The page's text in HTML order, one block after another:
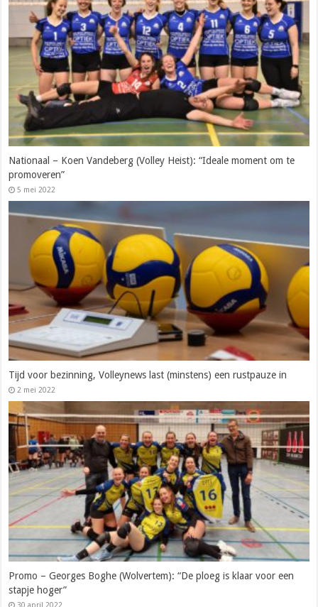
Nationaal – Koen Vandeberg (Volley Heist): “Ideale moment om te
promoveren”
5 mei 2022
Tijd voor bezinning, Volleynews last (minstens) een rustpauze in
2 mei 2022
Promo – Georges Boghe (Wolvertem): “De ploeg is klaar voor een
stapje hoger”
30 april 2022